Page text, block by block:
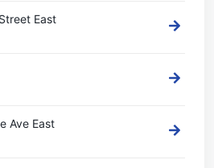
East
Ave East